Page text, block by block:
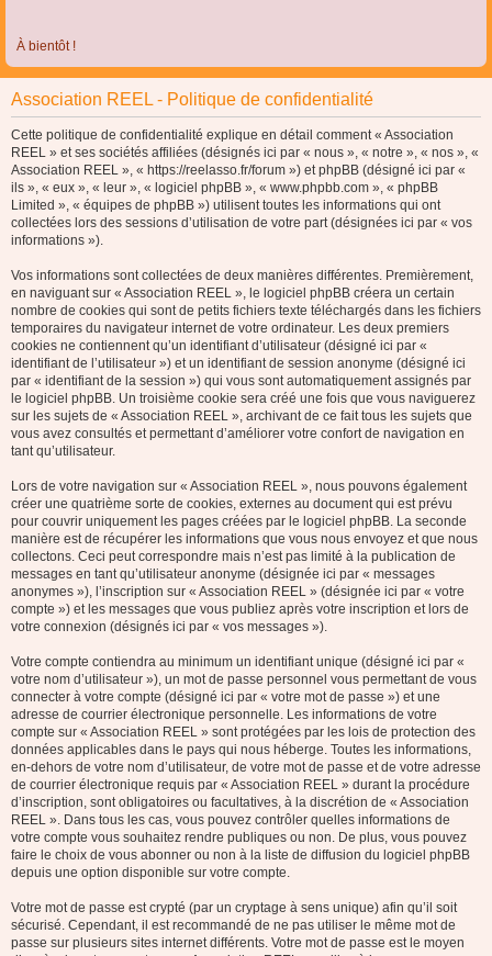
À bientôt !
Association REEL - Politique de confidentialité
Cette politique de confidentialité explique en détail comment « Association
REEL » et ses sociétés affiliées (désignés ici par « nous », « notre », « nos », «
Association REEL », « https://reelasso.fr/forum ») et phpBB (désigné ici par «
ils », « eux », « leur », « logiciel phpBB », « www.phpbb.com », « phpBB
Limited », « équipes de phpBB ») utilisent toutes les informations qui ont
collectées lors des sessions d’utilisation de votre part (désignées ici par « vos
informations »).
Vos informations sont collectées de deux manières différentes. Premièrement,
en naviguant sur « Association REEL », le logiciel phpBB créera un certain
nombre de cookies qui sont de petits fichiers texte téléchargés dans les fichiers
temporaires du navigateur internet de votre ordinateur. Les deux premiers
cookies ne contiennent qu’un identifiant d’utilisateur (désigné ici par «
identifiant de l’utilisateur ») et un identifiant de session anonyme (désigné ici
par « identifiant de la session ») qui vous sont automatiquement assignés par
le logiciel phpBB. Un troisième cookie sera créé une fois que vous naviguerez
sur les sujets de « Association REEL », archivant de ce fait tous les sujets que
vous avez consultés et permettant d’améliorer votre confort de navigation en
tant qu’utilisateur.
Lors de votre navigation sur « Association REEL », nous pouvons également
créer une quatrième sorte de cookies, externes au document qui est prévu
pour couvrir uniquement les pages créées par le logiciel phpBB. La seconde
manière est de récupérer les informations que vous nous envoyez et que nous
collectons. Ceci peut correspondre mais n’est pas limité à la publication de
messages en tant qu’utilisateur anonyme (désignée ici par « messages
anonymes »), l’inscription sur « Association REEL » (désignée ici par « votre
compte ») et les messages que vous publiez après votre inscription et lors de
votre connexion (désignés ici par « vos messages »).
Votre compte contiendra au minimum un identifiant unique (désigné ici par «
votre nom d’utilisateur »), un mot de passe personnel vous permettant de vous
connecter à votre compte (désigné ici par « votre mot de passe ») et une
adresse de courrier électronique personnelle. Les informations de votre
compte sur « Association REEL » sont protégées par les lois de protection des
données applicables dans le pays qui nous héberge. Toutes les informations,
en-dehors de votre nom d’utilisateur, de votre mot de passe et de votre adresse
de courrier électronique requis par « Association REEL » durant la procédure
d’inscription, sont obligatoires ou facultatives, à la discrétion de « Association
REEL ». Dans tous les cas, vous pouvez contrôler quelles informations de
votre compte vous souhaitez rendre publiques ou non. De plus, vous pouvez
faire le choix de vous abonner ou non à la liste de diffusion du logiciel phpBB
depuis une option disponible sur votre compte.
Votre mot de passe est crypté (par un cryptage à sens unique) afin qu’il soit
sécurisé. Cependant, il est recommandé de ne pas utiliser le même mot de
passe sur plusieurs sites internet différents. Votre mot de passe est le moyen